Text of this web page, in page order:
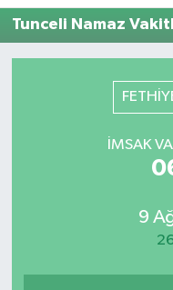
Tunceli Namaz
İMSAK
9
Muğla Trafik
Tüm Manşetler
Son Dakika